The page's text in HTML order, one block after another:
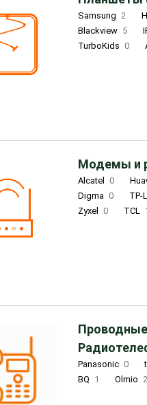
Samsung 2
Blackview 5
TurboKids 0
Модемы и
Alcatel 0
Digma 0 TP-
Zyxel
0 TCL
Panasonic 0
BQ 1 Olmio 2